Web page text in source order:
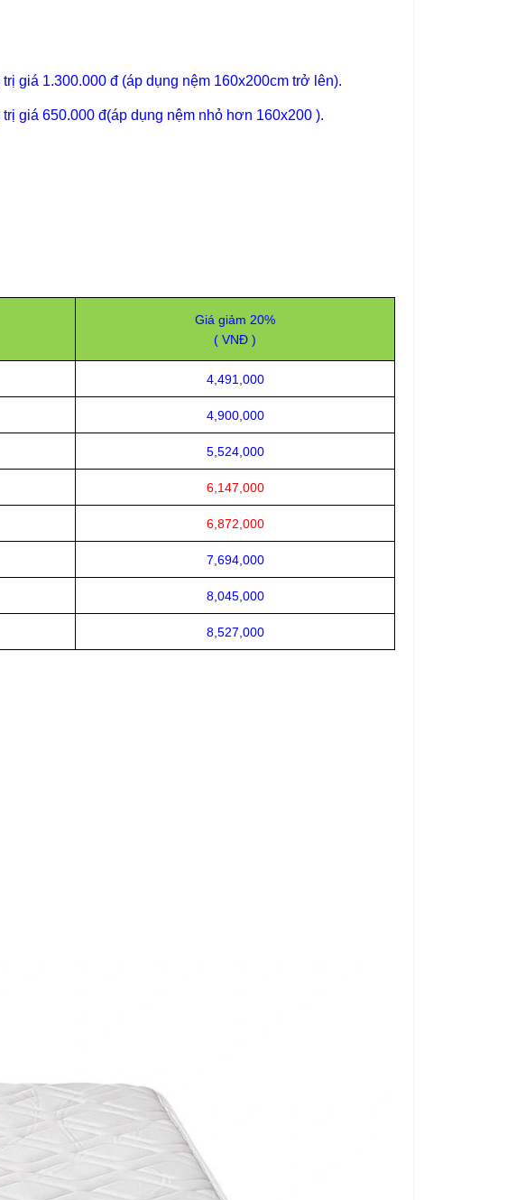
trị giá 1.300.000 đ (áp dụng nệm 160x200cm trở lên).
trị giá 650.000 đ(áp dụng nệm nhỏ hơn 160x200 ).
Giá giảm 20%
( VNĐ )
4,491,000
4,900,000
5,524,000
6,147,000
6,872,000
7,694,000
8,045,000
8,527,000